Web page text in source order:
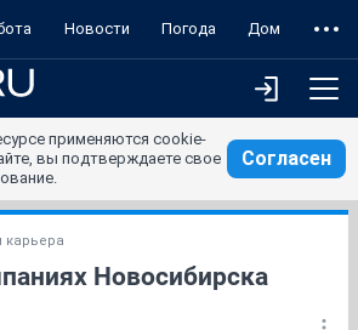
Новости Погода Дом
применяются cookie-
вы подтверждаете свое
Согласен
карьера
Новосибирска